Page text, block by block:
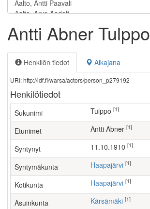
Antti Abner Tulppo
Henkilön tiedot Aikajana
URI: http://ldf.fi/warsa/actors/person_p279192
Henkilötiedot
Sukunimi Tulppo [1]
Etunimet Antti Abner [1]
Syntynyt 11.10.1910 [1]
Syntymäkunta Haapajärvi [1]
Kotikunta Haapajärvi [1]
Asuinkunta Kärsämäki [1]